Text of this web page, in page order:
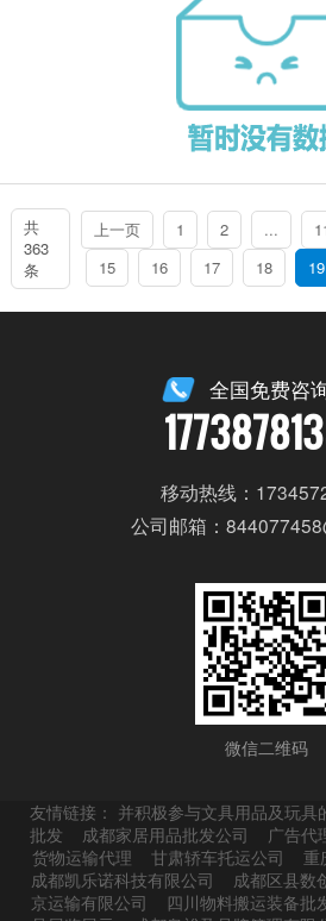
共
363
条
上一页 1 2 ...
15
16 17 18 19
全国免费咨
移动热线：
公司邮箱：
微信二维码
友情链接： 并积极参与文具用品及玩具
批发
成都家居用品批发公司 广告代
货物运输代理
甘肃轿车托运公司
重
成都凯乐诺科技有限公司
成都区县数
京运输有限公司
四川物料搬运装备批